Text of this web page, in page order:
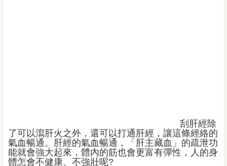
刮肝經除
了可以瀉肝火之外，還可以打通肝經，讓這條經絡的
氣血暢通。肝經的氣血暢通，「肝主藏血」的疏泄功
能就會強大起來，體內的筋也會更富有彈性，人的身
體怎會不健康、不強壯呢?